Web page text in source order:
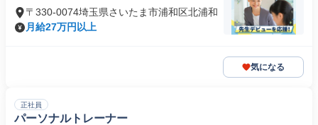
〒330-0074埼玉県さいたま市浦和区北浦和
月給27万円以上
気になる
正社員
パーソナルトレーナー